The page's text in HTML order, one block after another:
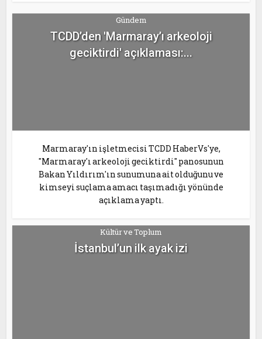
Gündem
TCDD’den 'Marmaray’ı arkeoloji
geciktirdi' açıklaması:...
Marmaray'ın işletmecisi TCDD HaberVs'ye,
"Marmaray'ı arkeoloji geciktirdi" panosunun
Bakan Yıldırım'ın sunumuna ait olduğunu ve
kimseyi suçlama amacı taşımadığı yönünde
açıklama yaptı.
Kültür ve Toplum
İstanbul’un ilk ayak izi